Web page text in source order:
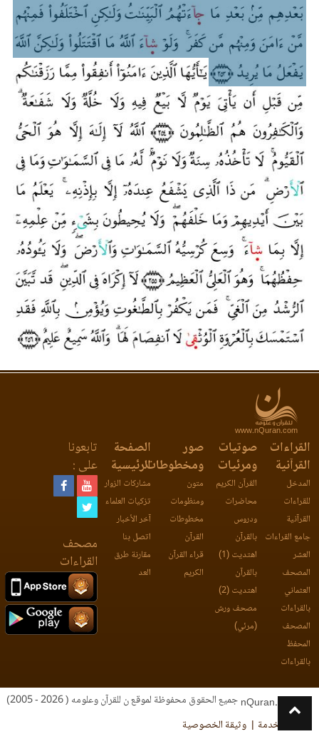
www.nQuran.com
القراءات
القرآنية
المدخل
للقراءات
القرآنية
جامع القراءات
العشر
المصحف
العثماني
بالقراءات
المصحف
المحفظ
بالقراءات
صوتيات
ومرئيات
القرآن الكريم
محاضرات
ودروس
بالقرآن
اهتديت (1)
بالقرآن
اهتديت (2)
مصحف ورش
(مرئي)
صور
ومخطوطات
متون
ومنظومات
مخطوطات
القرآن
قراء القرآن
الكريم
الصفحة
الرئيسية
مشاركات الزوار
تزكيات العلماء
آخر الأخبار
اتصل بنا
مقارنة طرق
العد
تابعونا
على :
مصحف
القراءات
جميع الحقوق محفوظة لموقع ن للقرآن وعلومه ( 2026 - 2005)
اتفاقية الخدمة
وثيقة الخصوصية